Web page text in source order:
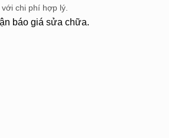
chi phí hợp lý.
báo giá sửa chữa.